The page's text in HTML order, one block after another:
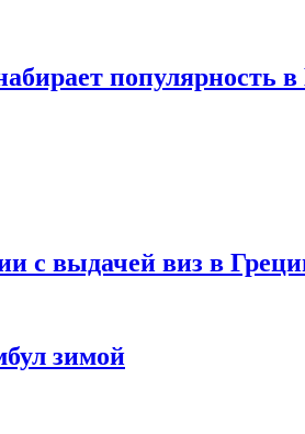
популярность в
с выдачей виз в
зимой